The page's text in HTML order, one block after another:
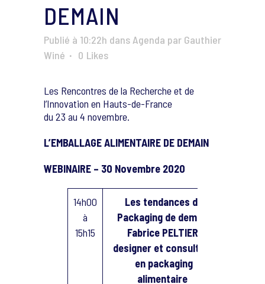
DEMAIN
Publié à 10:22h dans Agenda par Gauthier
Winé
0 Likes
Les Rencontres de la Recherche et de
l’Innovation en Hauts-de-France
du 23 au 4 novembre.
L’EMBALLAGE ALIMENTAIRE DE DEMAIN
WEBINAIRE – 30 Novembre 2020
14h00
à
15h15
Les tendances du
Packaging de demain
Fabrice PELTIER,
designer et consultant
en packaging
alimentaire